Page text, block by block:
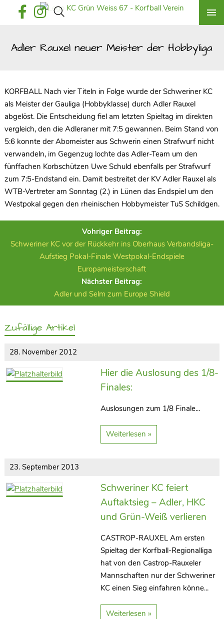
Adler Rauxel neuer Meister der Hobbyliga
KORFBALL Nach vier Titeln in Folge wurde der Schweriner KC
als Meister der Gauliga (Hobbyklasse) durch Adler Rauxel
abgelöst. Die Entscheidung fiel am letzten Spieltag im direkten
vergleich, den die Adleraner mit 7:5 gewannen. Beim Stand von
5:6 konnte der Abomeister aus Schwerin einen Strafwurf nicht
verwandeln, im Gegenzug lochte das Adler-Team um den
fünffachen Korbschützen Uwe Schuld ebenfalls per Strafwurf
zum 7:5-Endstand ein. Damit bestreitet der KV Adler Rauxel als
WTB-Vertreter am Sonntag (2.) in Lünen das Endspiel um den
Westpokal gegen den rheinischen Hobbymeister TuS Schildgen.
Vohriger Beitrag:
Schweriner KC vor der Rückkehr ins Oberhaus Verbandsliga-
Aufstieg Pokal-Finale Westpokal-Endspiele
Europameisterschaft
Nächster Beitrag:
Adler und Selm zum Europe Shield
Zufällige Artikel
28. November 2012
Hier die Auslosung des 1/8-
Finales:
Auslosungen zum 1/8 Finale...
Weiterlesen »
23. September 2013
Schweriner KC feiert
Auftaktsieg – Adler, HKC
und Grün-Weiß verlieren
CASTROP-RAUXEL Am ersten
Spieltag der Korfball-Regionalliga
hat von den Castrop-Rauxeler
Mannschaften nur der Schweriner
KC einen Sieg einfahren könne...
Weiterlesen »